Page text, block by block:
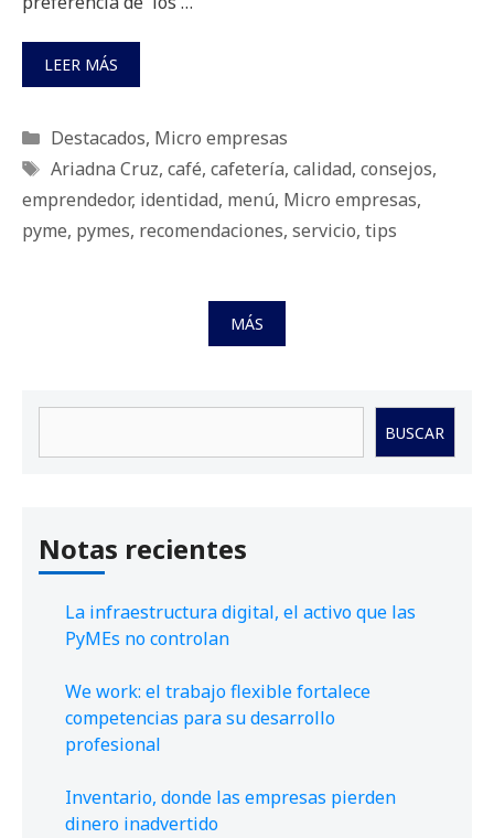
LEER MÁS
Categorías
Destacados, Micro empresas
Etiquetas
Ariadna Cruz, café, cafetería, calidad, consejos,
emprendedor, identidad, menú, Micro empresas,
pyme, pymes, recomendaciones, servicio, tips
MÁS
BUSCAR
Notas recientes
La infraestructura digital, el activo que las
PyMEs no controlan
We work: el trabajo flexible fortalece
competencias para su desarrollo
profesional
Inventario, donde las empresas pierden
dinero inadvertido